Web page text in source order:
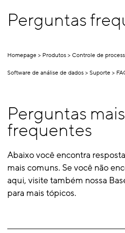
Perguntas
Homepage Produtos Controle de
Software de análise de dados Suporte
Perguntas mais
frequentes
Abaixo você encontra
mais comuns. Se você não
aqui, visite também nossa
para mais tópicos.